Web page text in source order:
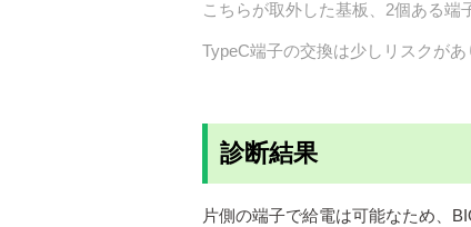
こちらが取外した基板、2個ある端
TypeC端子の交換は少しリスクがあ
診断結果
片側の端子で給電は可能なため、